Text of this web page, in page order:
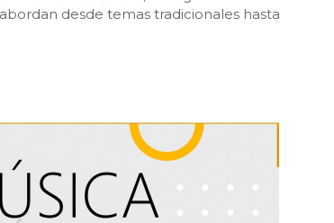
desde temas tradicionales hasta